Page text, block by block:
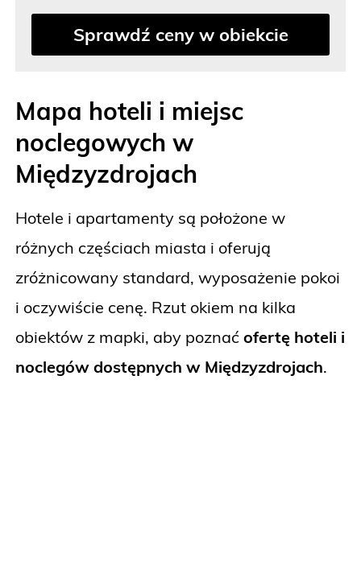
Sprawdź ceny w obiekcie
Mapa hoteli i miejsc
noclegowych w
Międzyzdrojach
Hotele i apartamenty są położone w
różnych częściach miasta i oferują
zróżnicowany standard, wyposażenie pokoi
i oczywiście cenę. Rzut okiem na kilka
obiektów z mapki, aby poznać ofertę hoteli i
noclegów dostępnych w Międzyzdrojach.